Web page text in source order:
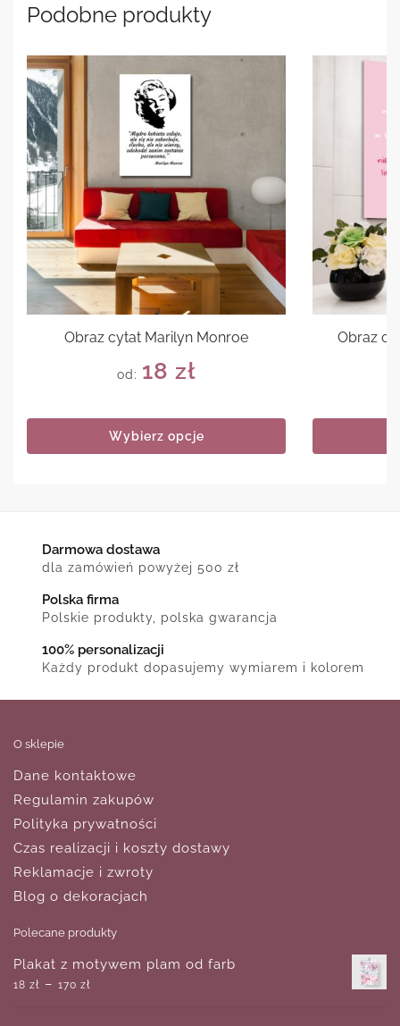
Podobne produkty
Obraz cytat Marilyn Monroe
od: 18 zł
Wybierz opcje
Obraz
Darmowa dostawa
dla zamówień powyżej 500 zł
Polska firma
Polskie produkty, polska gwarancja
100% personalizacji
Każdy produkt dopasujemy wymiarem i kolorem
O sklepie
Dane kontaktowe
Regulamin zakupów
Polityka prywatności
Czas realizacji i koszty dostawy
Reklamacje i zwroty
Blog o dekoracjach
Polecane produkty
Plakat z motywem plam od farb
18 zł – 170 zł